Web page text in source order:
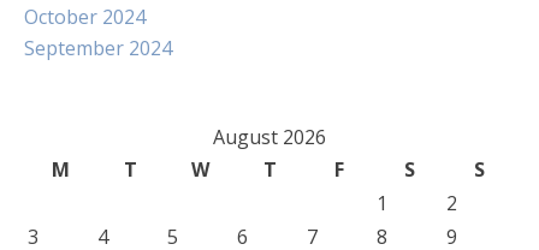
October 2024
September 2024
August 2026
M
T W T F S
S
1
2
3
4 5 6 7 8 9